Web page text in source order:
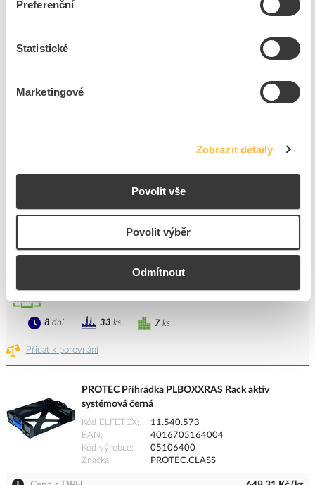
Preferenční
Statistické
Marketingové
Zobrazit detaily
Povolit vše
Povolit výběr
Odmítnout
Přidat k porovnání
05106404
Značka
PROTEC.CLASS
Přidat k porovnání
7 ks
8 dní 33 ks
PROTEC Příhrádka PLBOXXRAS Rack aktiv
systémová černá
Kód ELFETEX
11.540.573
EAN
4016705164004
Kód výrobce
05106400
Značka
PROTEC.CLASS